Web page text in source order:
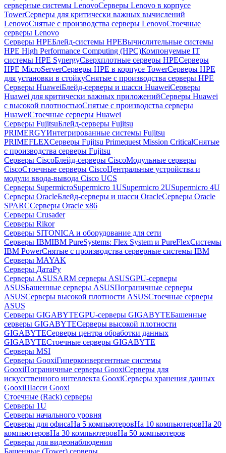
серверные системы LenovoСерверы Lenovo в корпусе
TowerСерверы для критически важных вычислений
LenovoСнятые с производства серверы LenovoСтоечные
серверы Lenovo
Серверы HPEБлейд-системы HPEВычислительные системы
HPE High Performance Computing (HPC)Компонуемые IT
системы HPE SynergyСверхплотные серверы HPEСерверы
HPE MicroServerСерверы HPE в корпусе TowerСерверы HPE
для установки в стойкуСнятые с производства серверы HPE
Серверы HuaweiБлейд-серверы и шасси HuaweiСерверы
Huawei для критически важных приложенийСерверы Huawei
с высокой плотностьюСнятые с производства серверы
HuaweiСтоечные серверы Huawei
Серверы FujitsuБлейд-серверы Fujitsu
PRIMERGYИнтегрированные системы Fujitsu
PRIMEFLEXСерверы Fujitsu Primequest Mission CriticalСнятые
с производства серверы Fujitsu
Серверы CiscoБлейд-серверы CiscoМодульные серверы
CiscoСтоечные серверы CiscoЦентральные устройства и
модули ввода-вывода Cisco UCS
Серверы SupermicroSupermicro 1USupermicro 2USupermicro 4U
Серверы OracleБлейд-серверы и шасси OracleСерверы Oracle
SPARCСерверы Oracle x86
Серверы Crusader
Серверы Rikor
Серверы SITONICA и оборудование для сети
Серверы IBMIBM PureSystems: Flex System и PureFlexСистемы
IBM PowerСнятые с производства серверные системы IBM
Серверы MAYAK
Серверы ДатаРу
Серверы ASUSARM серверы ASUSGPU-серверы
ASUSБашенные серверы ASUSПограничные серверы
ASUSСерверы высокой плотности ASUSСтоечные серверы
ASUS
Серверы GIGABYTEGPU-серверы GIGABYTEБашенные
серверы GIGABYTEСерверы высокой плотности
GIGABYTEСерверы центра обработки данных
GIGABYTEСтоечные серверы GIGABYTE
Серверы MSI
Серверы GooxiГиперконвергентные системы
GooxiПограничные серверы GooxiСерверы для
искусственного интеллекта GooxiСерверы хранения данных
GooxiШасси Gooxi
Стоечные (Rack) серверы
Серверы 1U
Серверы начального уровня
Серверы для офисаНа 5 компьютеровНа 10 компьютеровНа 20
компьютеровНа 30 компьютеровНа 50 компьютеров
Серверы для видеонаблюдения
Башенные (Tower) серверы